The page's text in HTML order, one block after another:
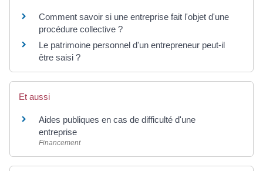
Comment savoir si une entreprise fait l'objet d'une
procédure collective ?
Le patrimoine personnel d'un entrepreneur peut-il
être saisi ?
Et aussi
Aides publiques en cas de difficulté d'une
entreprise
Financement